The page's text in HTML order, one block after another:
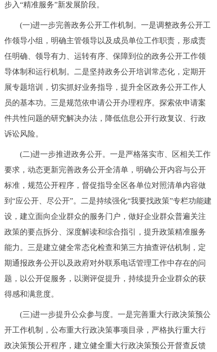
步入“精准服务”新发展阶段。
(一)进一步完善政务公开工作机制。一是调整政务公开工
作领导小组，明确主管领导以及成员单位工作职责，形成责
任明确、领导有力、运转有序、保障到位的政务公开工作领
导体制和运行机制。二是坚持政务公开培训常态化，定期开
展专题培训，切实抓好业务指导，提升全区政务公开工作人
员的基本功。三是规范依申请公开办理程序。探索依申请案
件共性问题的研究解决办法，降低信息公开行政复议、行政
诉讼风险。
(二)进一步推进政务公开。一是严格落实市、区相关工作
要求，动态更新完善政务公开全清单，明确公开内容与公开
标准，规范公开程序，督促指导全区各单位对照清单内容做
到“应公开、尽公开”。二是持续强化“我要找政策”专栏功能建
设，建立面向企业群众的服务门户，做好企业群众普遍关注
政策的要点拆分、深度解读和综合指引，提升政策精准服务
能力。三是建立健全常态化检查和第三方抽查评估机制，定
期通报政务公开以及政府对外联系电话管理工作中存在的问
题，以公开促服务，以测评促提升，持续提升企业群众的获
得感和满意度。
(三)进一步提升公众参与度。一是完善重大行政决策预公
开工作机制，公布重大行政决策事项目录，严格执行重大行
政决策预公开程序，建立健全重大行政决策预公开督查反馈